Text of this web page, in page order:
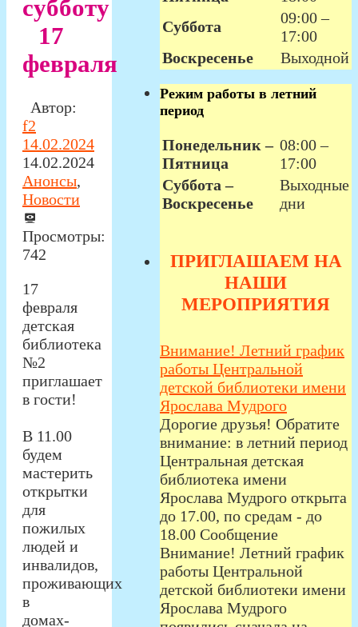
субботу
17
февраля
Автор:
f2
14.02.2024
14.02.2024
Анонсы,
Новости
Просмотры:
742
17
февраля
детская
библиотека
№2
приглашает
в гости!
В 11.00
будем
мастерить
открытки
для
пожилых
людей и
инвалидов,
проживающих
в
домах-
Суббота
09:00 –
17:00
Воскресенье
Выходной
Режим работы в летний
период
Понедельник –
Пятница
08:00 –
17:00
Суббота –
Воскресенье
Выходные
дни
ПРИГЛАШАЕМ НА
НАШИ
МЕРОПРИЯТИЯ
Внимание! Летний график
работы Центральной
детской библиотеки имени
Ярослава Мудрого
Дорогие друзья! Обратите
внимание: в летний период
Центральная детская
библиотека имени
Ярослава Мудрого открыта
до 17.00, по средам - до
18.00 Сообщение
Внимание! Летний график
работы Центральной
детской библиотеки имени
Ярослава Мудрого